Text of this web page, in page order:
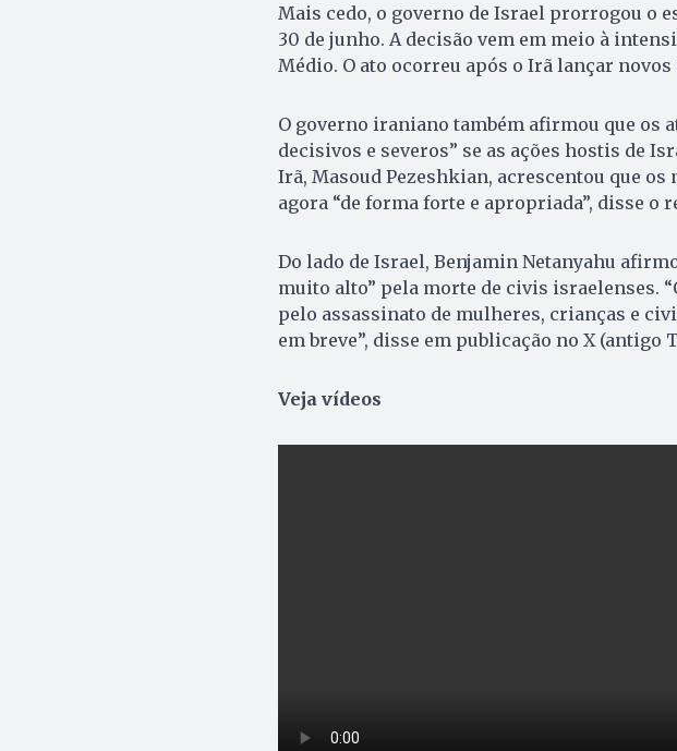
Mais cedo, o governo de Israel prorrogou o
30 de junho. A decisão vem em meio à
Médio. O ato ocorreu após o Irã lançar
O governo iraniano também afirmou que os
decisivos e severos” se as ações hostis de
Irã, Masoud Pezeshkian, acrescentou que
agora “de forma forte e apropriada”, disse o
Do lado de Israel, Benjamin Netanyahu
muito alto” pela morte de civis israelenses.
pelo assassinato de mulheres, crianças e
em breve”, disse em publicação no X (antigo
Veja vídeos